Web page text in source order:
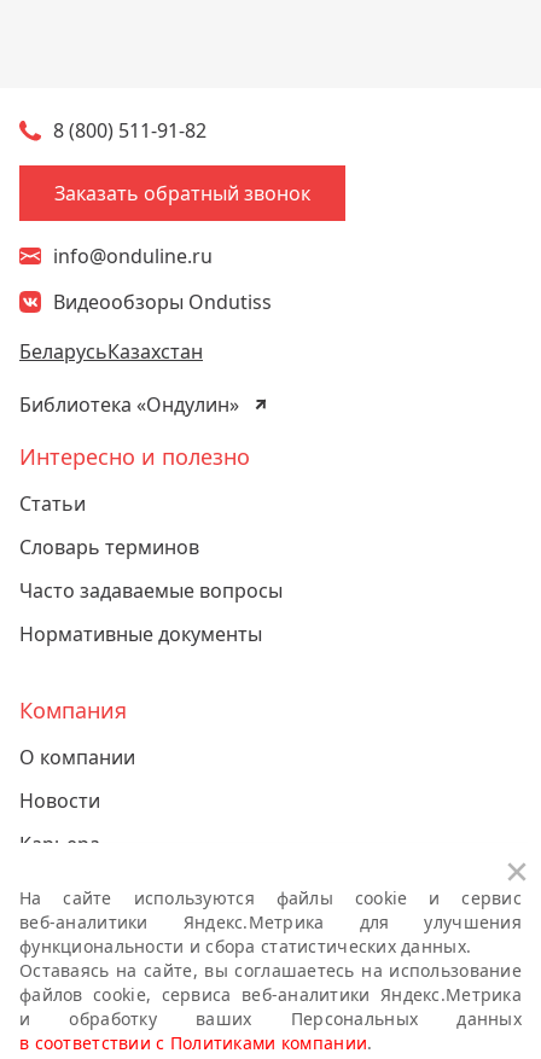
8 (800) 511-91-82
Заказать обратный звонок
info@onduline.ru
Видеообзоры Ondutiss
БеларусьКазахстан
Библиотека «Ондулин»
Интересно и полезно
Статьи
Словарь терминов
Часто задаваемые вопросы
Нормативные документы
Компания
О компании
Новости
Карьера
Контакты
Политики компании о персональных данных
Антикоррупционная политика
Правила публикации пользовательского контента
На сайте используются файлы cookie и сервис
веб-аналитики Яндекс.Метрика для улучшения
функциональности и сбора статистических данных.
Оставаясь на сайте, вы соглашаетесь на использование
файлов cookie, сервиса веб-аналитики Яндекс.Метрика
и обработку ваших Персональных данных
в соответствии с Политиками компании.